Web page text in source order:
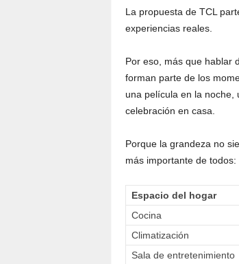
La propuesta de TCL
experiencias reales.
Por eso, más que hablar
forman parte de los
una película en la noche,
celebración en casa.
Porque la grandeza no
más importante de todos:
Espacio del hogar
Cocina
Climatización
Sala de entretenimiento